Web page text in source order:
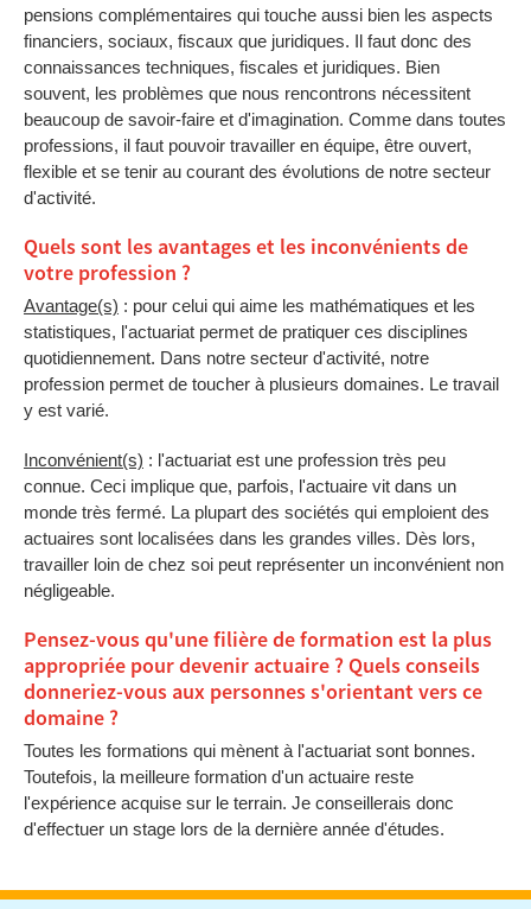
pensions complémentaires qui touche aussi bien les aspects
financiers, sociaux, fiscaux que juridiques. Il faut donc des
connaissances techniques, fiscales et juridiques. Bien
souvent, les problèmes que nous rencontrons nécessitent
beaucoup de savoir-faire et d'imagination. Comme dans toutes
professions, il faut pouvoir travailler en équipe, être ouvert,
flexible et se tenir au courant des évolutions de notre secteur
d'activité.
Quels sont les avantages et les inconvénients de
votre profession ?
Avantage(s) : pour celui qui aime les mathématiques et les
statistiques, l'actuariat permet de pratiquer ces disciplines
quotidiennement. Dans notre secteur d'activité, notre
profession permet de toucher à plusieurs domaines. Le travail
y est varié.
Inconvénient(s) : l'actuariat est une profession très peu
connue. Ceci implique que, parfois, l'actuaire vit dans un
monde très fermé. La plupart des sociétés qui emploient des
actuaires sont localisées dans les grandes villes. Dès lors,
travailler loin de chez soi peut représenter un inconvénient non
négligeable.
Pensez-vous qu'une filière de formation est la plus
appropriée pour devenir actuaire ? Quels conseils
donneriez-vous aux personnes s'orientant vers ce
domaine ?
Toutes les formations qui mènent à l'actuariat sont bonnes.
Toutefois, la meilleure formation d'un actuaire reste
l'expérience acquise sur le terrain. Je conseillerais donc
d'effectuer un stage lors de la dernière année d'études.